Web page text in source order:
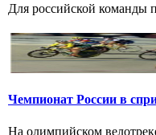
Для российской команды
Чемпионат России в
На олимпийском